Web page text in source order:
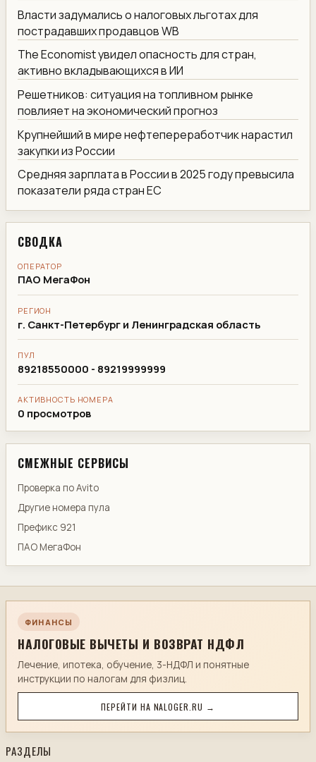
Власти задумались о налоговых льготах для
пострадавших продавцов WB
The Economist увидел опасность для стран,
активно вкладывающихся в ИИ
Решетников: ситуация на топливном рынке
повлияет на экономический прогноз
Крупнейший в мире нефтепереработчик нарастил
закупки из России
Средняя зарплата в России в 2025 году превысила
показатели ряда стран ЕС
СВОДКА
ОПЕРАТОР
ПАО МегаФон
РЕГИОН
г. Санкт-Петербург и Ленинградская область
ПУЛ
89218550000 - 89219999999
АКТИВНОСТЬ НОМЕРА
0 просмотров
СМЕЖНЫЕ СЕРВИСЫ
Проверка по Avito
Другие номера пула
Префикс 921
ПАО МегаФон
ФИНАНСЫ
НАЛОГОВЫЕ ВЫЧЕТЫ И ВОЗВРАТ НДФЛ
Лечение, ипотека, обучение, 3-НДФЛ и понятные
инструкции по налогам для физлиц.
ПЕРЕЙТИ НА NALOGER.RU →
РАЗДЕЛЫ